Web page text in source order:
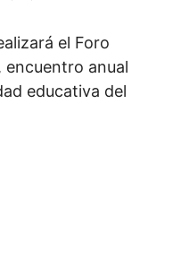
el Foro
encuentro anual
educativa del